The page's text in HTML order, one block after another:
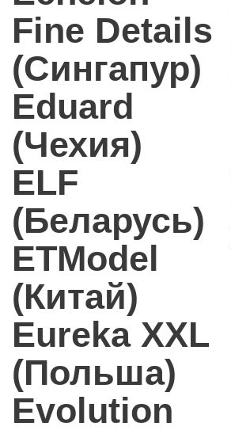
Fine Details
(Сингапур)
Eduard
(Чехия)
ELF
(Беларусь)
ETModel
(Китай)
Eureka XXL
(Польша)
Evolution